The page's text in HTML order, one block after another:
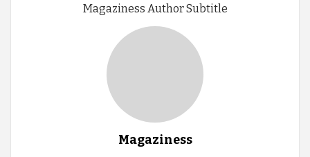
Magaziness Author Subtitle
Magaziness